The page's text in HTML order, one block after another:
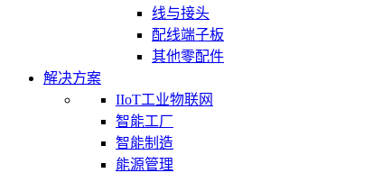
线与接头
配线端子板
其他零配件
解决方案
IIoT工业物联网
智能工厂
智能制造
能源管理